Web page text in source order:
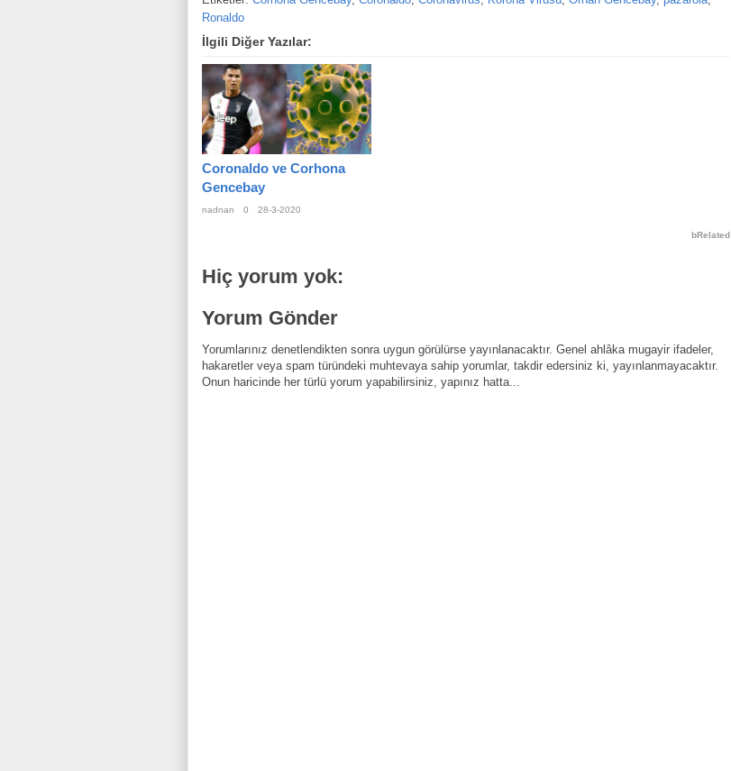
Ronaldo
İlgili Diğer Yazılar:
Coronaldo ve Corhona
Gencebay
nadnan 0 28-3-2020
bRelated
Hiç yorum yok:
Yorum Gönder
Yorumlarınız denetlendikten sonra uygun görülürse yayınlanacaktır. Genel ahlâka mugayir ifadeler,
hakaretler veya spam türündeki muhtevaya sahip yorumlar, takdir edersiniz ki, yayınlanmayacaktır.
Onun haricinde her türlü yorum yapabilirsiniz, yapınız hatta...